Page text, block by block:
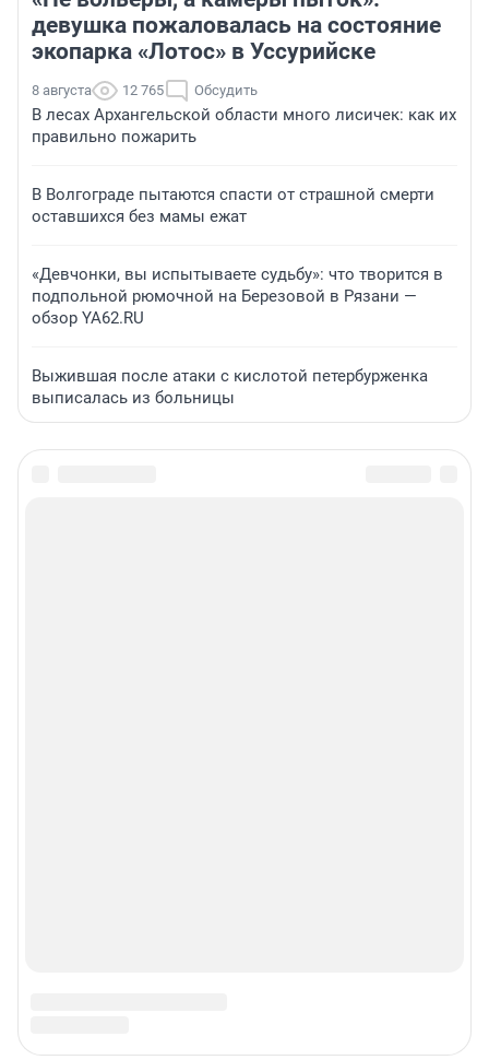
девушка пожаловалась на состояние
экопарка «Лотос» в Уссурийске
8 августа 12 765 Обсудить
В лесах Архангельской области много лисичек: как их
правильно пожарить
В Волгограде пытаются спасти от страшной смерти
оставшихся без мамы ежат
«Девчонки, вы испытываете судьбу»: что творится в
подпольной рюмочной на Березовой в Рязани —
обзор YA62.RU
Выжившая после атаки с кислотой петербурженка
выписалась из больницы